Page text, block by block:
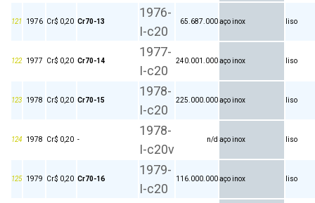
121 1976 Cr$ 0,20 Cr70-13
1976-
I-c20
65.687.000aço inox liso
122 1977 Cr$ 0,20 Cr70-14
1977-
I-c20
240.001.000aço inox liso
123 1978 Cr$ 0,20 Cr70-15
1978-
I-c20
225.000.000aço inox liso
124 1978 Cr$ 0,20 -
1978-
I-c20v
n/d aço inox liso
125 1979 Cr$ 0,20 Cr70-16
1979-
I-c20
116.000.000aço inox liso